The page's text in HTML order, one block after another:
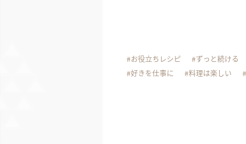
お役立ちレシピ ずっと続ける
好きを仕事に
料理は楽しい